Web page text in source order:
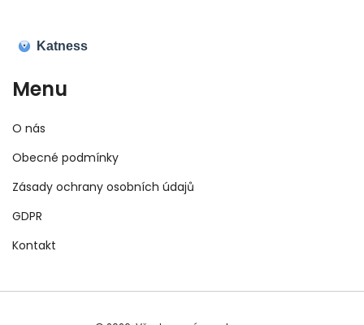
Menu
O nás
Obecné podmínky
Zásady ochrany osobních údajů
GDPR
Kontakt